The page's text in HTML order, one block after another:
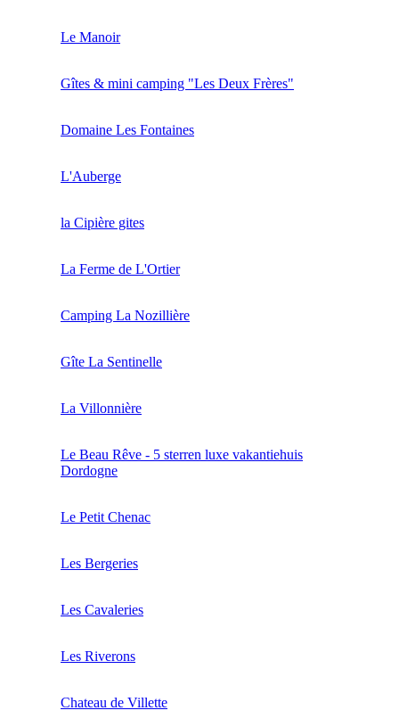
Le Manoir
Gîtes & mini camping "Les Deux Frères"
Domaine Les Fontaines
L'Auberge
la Cipière gites
La Ferme de L'Ortier
Camping La Nozillière
Gîte La Sentinelle
La Villonnière
Le Beau Rêve - 5 sterren luxe vakantiehuis
Dordogne
Le Petit Chenac
Les Bergeries
Les Cavaleries
Les Riverons
Chateau de Villette